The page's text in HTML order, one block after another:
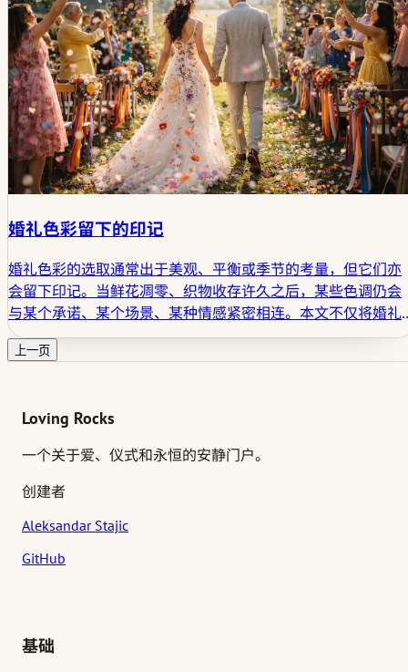
婚礼色彩留下的印记
婚礼色彩的选取通常出于美观、平衡或季节的考量，但它们亦
会留下印记。当鲜花凋零、织物收存许久之后，某些色调仍会
与某个承诺、某个场景、某种情感紧密相连。本文不仅将婚礼
色彩视作风格元素，更将其视为仪式所留存的情感烙印之一部
分。
上一页
Loving Rocks
一个关于爱、仪式和永恒的安静门户。
创建者
Aleksandar Stajic
GitHub
基础